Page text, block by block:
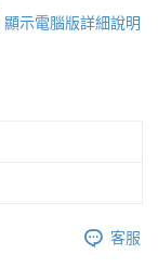
顯示電腦版詳細說明
客服